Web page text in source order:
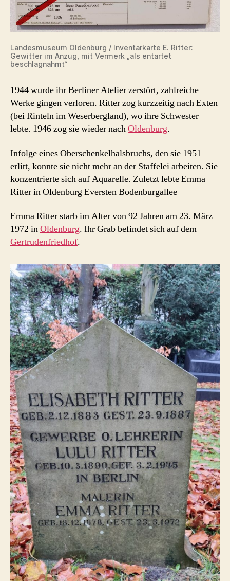
Landesmuseum Oldenburg / Inventarkarte E. Ritter:
Gewitter im Anzug, mit Vermerk „als entartet
beschlagnahmt“
1944 wurde ihr Berliner Atelier zerstört, zahlreiche
Werke gingen verloren. Ritter zog kurzzeitig nach Exten
(bei Rinteln im Weserbergland), wo ihre Schwester
lebte. 1946 zog sie wieder nachOldenburg.
Infolge eines Oberschenkelhalsbruchs, den sie 1951
erlitt, konnte sie nicht mehr an der Staffelei arbeiten. Sie
konzentrierte sich auf Aquarelle. Zuletzt lebte Emma
Ritter in Oldenburg Eversten Bodenburgallee
Emma Ritter starb im Alter von 92 Jahren am 23. März
1972 inOldenburg. Ihr Grab befindet sich auf dem
Gertrudenfriedhof.